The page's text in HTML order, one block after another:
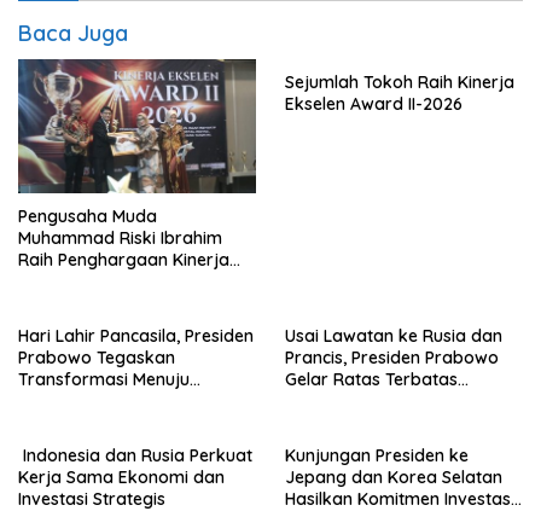
Baca Juga
Pengusaha Muda
Muhammad Riski Ibrahim
Raih Penghargaan Kinerja
Sejumlah Tokoh Raih Kinerja
Ekselen Award II-2026
Hari Lahir Pancasila, Presiden
Prabowo Tegaskan
Transformasi Menuju
Usai Lawatan ke Rusia dan
Prancis, Presiden Prabowo
Gelar Ratas Terbatas
Indonesia dan Rusia Perkuat
Kerja Sama Ekonomi dan
Investasi Strategis
Kunjungan Presiden ke
Jepang dan Korea Selatan
Hasilkan Komitmen Investasi